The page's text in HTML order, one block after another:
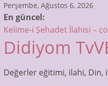
Skip
to
content
Perşembe, Ağustos 6, 2026
En güncel:
Kelime-i Şehadet İlahisi –
Sübhaneke Ezberle –
Allah’tır ilk sözümüz –
Muhammedin Gözleri
Didiyom Tv
Didiyom
Değerler eğitimi, ilahi, Din,